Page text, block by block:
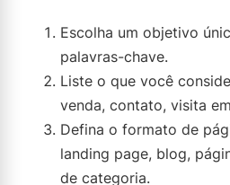
Escolha um objetivo
palavras-chave.
Liste o que você
venda, contato, visita
Defina o formato de
landing page, blog,
de categoria.